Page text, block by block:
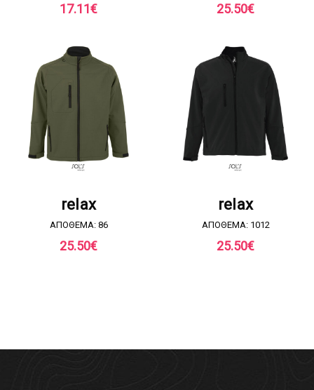
17.11€ 25.50€
relax
ΑΠΟΘΕΜΑ: 86
25.50€
relax
ΑΠΟΘΕΜΑ: 1012
25.50€